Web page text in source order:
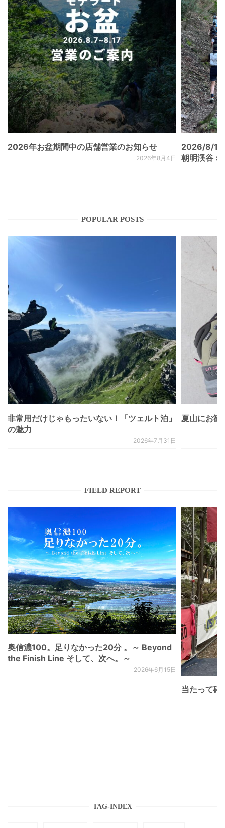
2026年お盆期間中の店舗営業のお知らせ
2026年8月4日
2026/8/
朝明渓谷 ×
POPULAR POSTS
非常用だけじゃもったいない！「ツェルト泊」
の魅力
2026年7月31日
夏山にお
FIELD REPORT
奥信濃100。足りなかった20分 。～ Beyond
the Finish Line そして、次へ。～
2026年6月15日
当たって砕
TAG-INDEX